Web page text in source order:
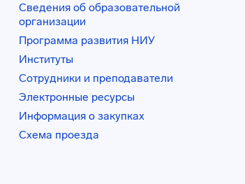
Сведения об образовательной
организации
Программа развития НИУ
Институты
Сотрудники и преподаватели
Электронные ресурсы
Информация о закупках
Схема проезда